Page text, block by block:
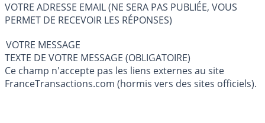
VOTRE ADRESSE EMAIL (NE SERA PAS PUBLIÉE, VOUS
PERMET DE RECEVOIR LES RÉPONSES)
VOTRE MESSAGE
TEXTE DE VOTRE MESSAGE (OBLIGATOIRE)
Ce champ n'accepte pas les liens externes au site
FranceTransactions.com (hormis vers des sites officiels).